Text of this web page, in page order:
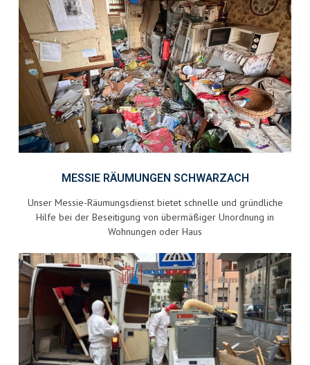
MESSIE RÄUMUNGEN SCHWARZACH
Unser Messie-Räumungsdienst bietet schnelle und gründliche
Hilfe bei der Beseitigung von übermäßiger Unordnung in
Wohnungen oder Haus